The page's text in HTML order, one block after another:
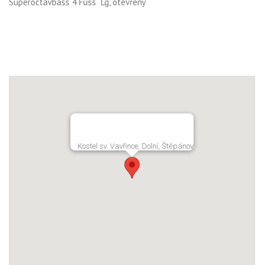
Kostel sv. Vavřince, Dolní, Štěpánov